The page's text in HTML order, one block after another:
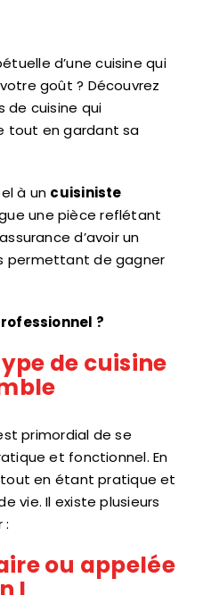
goût ? Découvrez
de cuisine qui
en gardant sa
une pièce reflétant
d’avoir un
permettant de gagner
de cuisine
et fonctionnel. En
en étant pratique et
vie. Il existe plusieurs
:
ou appelée
I